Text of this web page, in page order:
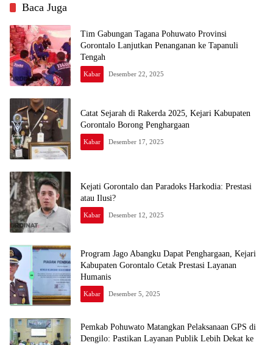
Baca Juga
Tim Gabungan Tagana Pohuwato Provinsi
Gorontalo Lanjutkan Penanganan ke Tapanuli
Tengah
Kabar Desember 22, 2025
Catat Sejarah di Rakerda 2025, Kejari Kabupaten
Gorontalo Borong Penghargaan
Kabar Desember 17, 2025
Kejati Gorontalo dan Paradoks Harkodia: Prestasi
atau Ilusi?
Kabar Desember 12, 2025
Program Jago Abangku Dapat Penghargaan, Kejari
Kabupaten Gorontalo Cetak Prestasi Layanan
Humanis
Kabar Desember 5, 2025
Pemkab Pohuwato Matangkan Pelaksanaan GPS di
Dengilo: Pastikan Layanan Publik Lebih Dekat ke